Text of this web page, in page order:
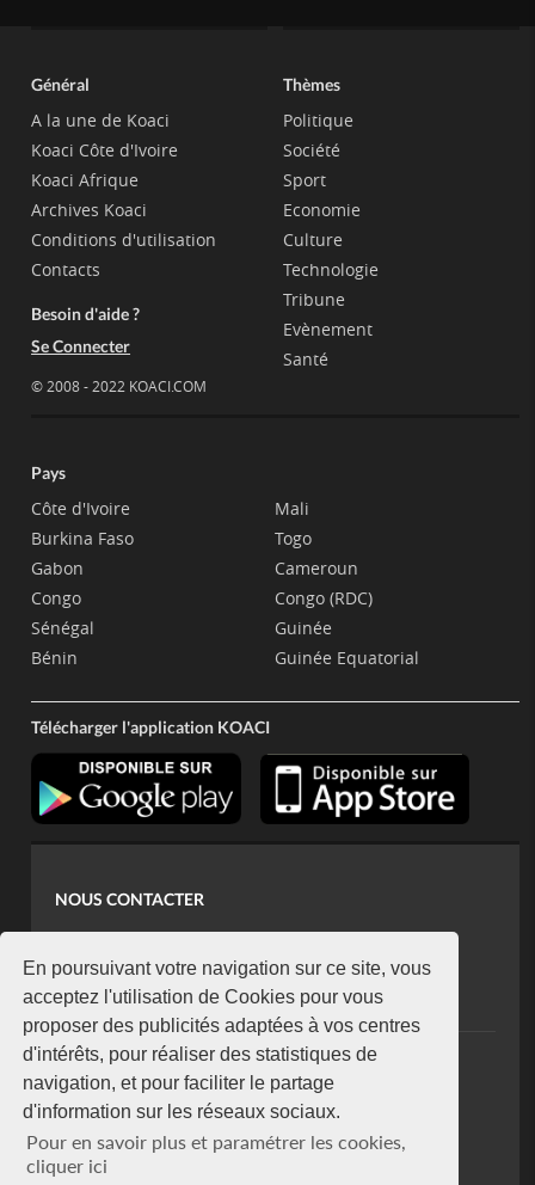
En poursuivant votre navigation sur ce site, vous
acceptez l'utilisation de Cookies pour vous
proposer des publicités adaptées à vos centres
d'intérêts, pour réaliser des statistiques de
navigation, et pour faciliter le partage
d'information sur les réseaux sociaux.
Pour en savoir plus et paramétrer les cookies,
cliquer ici
Général
A la une de Koaci
Koaci Côte d'Ivoire
Koaci Afrique
Archives Koaci
Conditions d'utilisation
Contacts
Besoin d'aide ?
Se Connecter
© 2008 - 2022 KOACI.COM
Thèmes
Politique
Société
Sport
Economie
Culture
Technologie
Tribune
Evènement
Santé
Pays
Côte d'Ivoire
Burkina Faso
Gabon
Congo
Sénégal
Bénin
Mali
Togo
Cameroun
Congo (RDC)
Guinée
Guinée Equatorial
Télécharger l'application KOACI
NOUS CONTACTER
koaci@yahoo.fr
+225 07 08 85 52 93
NEWSLETTER
Restez connecté via notre newsletter
S'abonner
Se désabonner